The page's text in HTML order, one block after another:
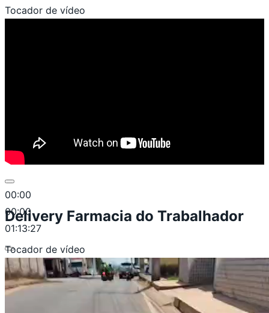
Tocador de vídeo
00:00
00:00
01:13:27
Delivery Farmacia do Trabalhador
Tocador de vídeo